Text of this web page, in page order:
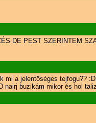
DE PEST SZERINTEM
a jelentöséges tejfogu??
nairj buzikám mikor és hol